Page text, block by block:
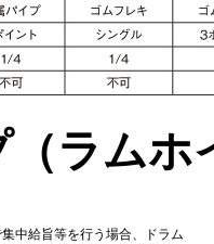
ラムホ
中給旨等を行う場合、ドラム